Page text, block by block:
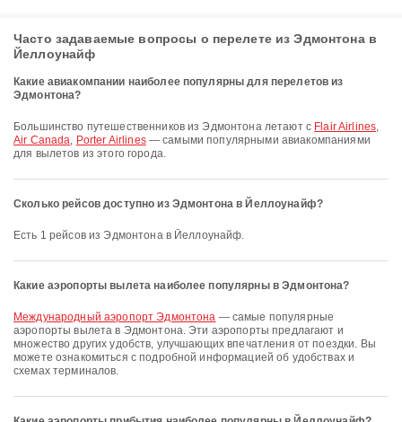
Часто задаваемые вопросы о перелете из Эдмонтона в
Йеллоунайф
Какие авиакомпании наиболее популярны для перелетов из
Эдмонтона?
Большинство путешественников из Эдмонтона летают с Flair Airlines,
Air Canada, Porter Airlines— самыми популярными авиакомпаниями
для вылетов из этого города.
Сколько рейсов доступно из Эдмонтона в Йеллоунайф?
Есть 1 рейсов из Эдмонтона в Йеллоунайф.
Какие аэропорты вылета наиболее популярны в Эдмонтона?
Международный аэропорт Эдмонтона — самые популярные
аэропорты вылета в Эдмонтона. Эти аэропорты предлагают и
множество других удобств, улучшающих впечатления от поездки. Вы
можете ознакомиться с подробной информацией об удобствах и
схемах терминалов.